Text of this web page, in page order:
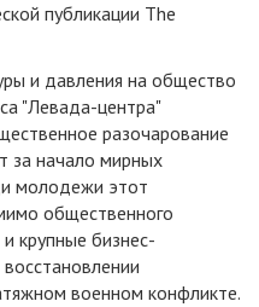
публикации The
и давления на общество
"Левада-центра"
разочарование
за начало мирных
молодежи этот
общественного
крупные бизнес-
военном конфликте.